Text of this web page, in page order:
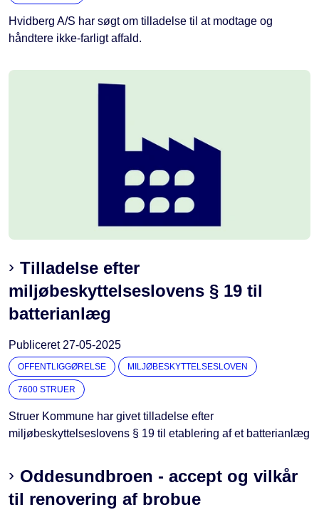
Hvidberg A/S har søgt om tilladelse til at modtage og
håndtere ikke-farligt affald.
Tilladelse efter
miljøbeskyttelseslovens § 19 til
batterianlæg
Publiceret 27-05-2025
OFFENTLIGGØRELSE MILJØBESKYTTELSESLOVEN
7600 STRUER
Struer Kommune har givet tilladelse efter
miljøbeskyttelseslovens § 19 til etablering af et batterianlæg
Oddesundbroen - accept og vilkår
til renovering af brobue